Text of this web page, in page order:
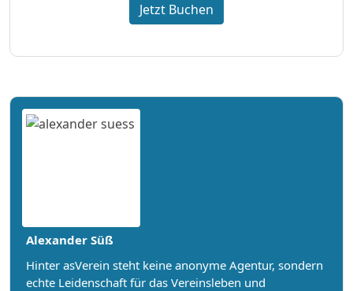
Jetzt Buchen
Alexander Süß
Hinter asVerein steht keine anonyme Agentur, sondern
echte Leidenschaft für das Vereinsleben und